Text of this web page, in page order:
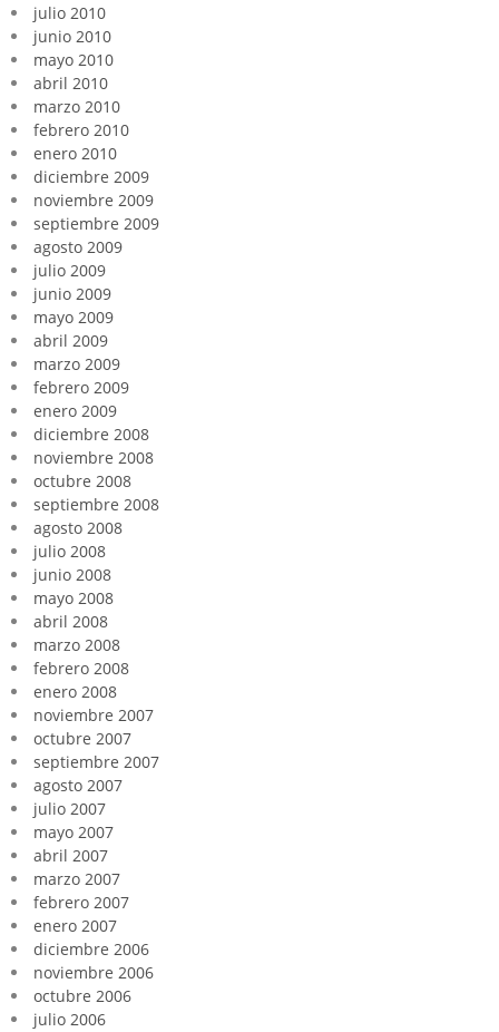
julio 2010
junio 2010
mayo 2010
abril 2010
marzo 2010
febrero 2010
enero 2010
diciembre 2009
noviembre 2009
septiembre 2009
agosto 2009
julio 2009
junio 2009
mayo 2009
abril 2009
marzo 2009
febrero 2009
enero 2009
diciembre 2008
noviembre 2008
octubre 2008
septiembre 2008
agosto 2008
julio 2008
junio 2008
mayo 2008
abril 2008
marzo 2008
febrero 2008
enero 2008
noviembre 2007
octubre 2007
septiembre 2007
agosto 2007
julio 2007
mayo 2007
abril 2007
marzo 2007
febrero 2007
enero 2007
diciembre 2006
noviembre 2006
octubre 2006
julio 2006